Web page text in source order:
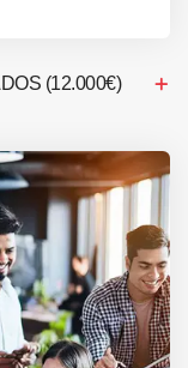
(12.000€)